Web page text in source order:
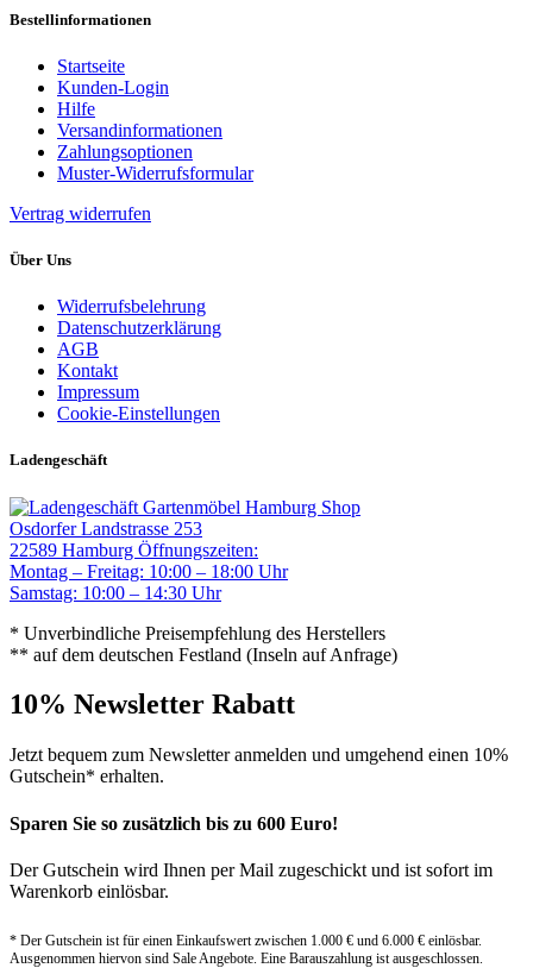
Bestellinformationen
Startseite
Kunden-Login
Hilfe
Versandinformationen
Zahlungsoptionen
Muster-Widerrufsformular
Vertrag widerrufen
Über Uns
Widerrufsbelehrung
Datenschutzerklärung
AGB
Kontakt
Impressum
Cookie-Einstellungen
Ladengeschäft
Gartenmöbel Hamburg Shop
Osdorfer Landstrasse 253
22589 Hamburg Öffnungszeiten:
Montag – Freitag: 10:00 – 18:00 Uhr
Samstag: 10:00 – 14:30 Uhr
* Unverbindliche Preisempfehlung des Herstellers
** auf dem deutschen Festland (Inseln auf Anfrage)
10% Newsletter Rabatt
Jetzt bequem zum Newsletter anmelden und umgehend einen 10%
Gutschein* erhalten.
Sparen Sie so zusätzlich bis zu 600 Euro!
Der Gutschein wird Ihnen per Mail zugeschickt und ist sofort im
Warenkorb einlösbar.
* Der Gutschein ist für einen Einkaufswert zwischen 1.000 € und 6.000 € einlösbar.
Ausgenommen hiervon sind Sale Angebote. Eine Barauszahlung ist ausgeschlossen.